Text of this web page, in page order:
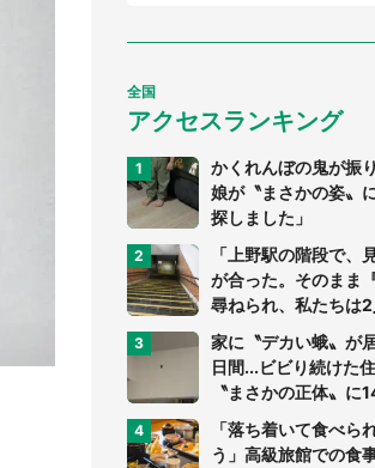
全国
アクセスランキング
かくれんぼの鬼が振
娘が〝まさかの姿
探しました」
「上野駅の階段で、
が合った。そのまま
尋ねられ、私たちは
ま...」（茨城県・70
家に〝デカい蛾〟が
日間...ビビり続けた
〝まさかの正体〟に
「落ち着いて食べら
う」高級旅館での食